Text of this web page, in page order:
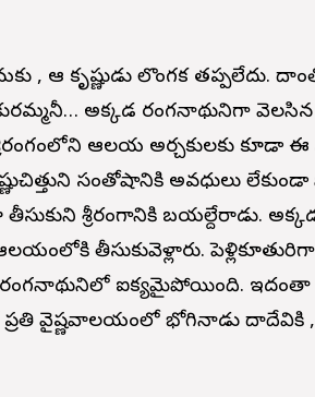
, ఆ కృష్ణుడు లొంగక తప్పలేదు.
అక్కడ రంగనాథునిగా
ఆలయ అర్చకులకు
సంతోషానికి అవధులు
తీసుకుని శ్రీరంగానికి బయల్దేరాడు.
తీసుకువెళ్లారు.
రంగనాథునిలో ఐక్యమైపోయింది. ఇదంతా
వైష్ణవాలయంలో భోగినాడు గోదాదేవికి ,